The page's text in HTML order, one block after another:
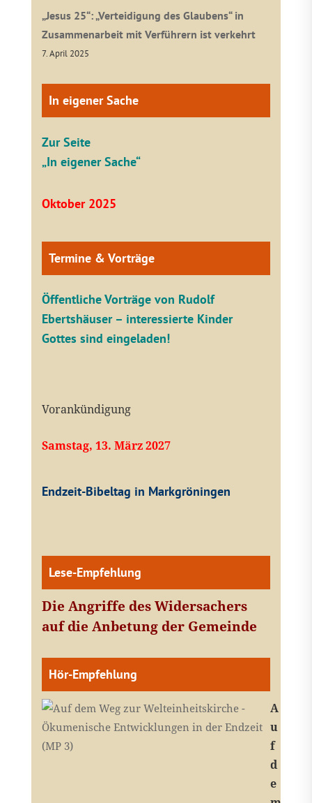
„Jesus 25“: „Verteidigung des Glaubens“ in
Zusammenarbeit mit Verführern ist verkehrt
7. April 2025
In eigener Sache
Zur Seite
„In eigener Sache“
Oktober 2025
Termine & Vorträge
Öffentliche Vorträge von Rudolf
Ebertshäuser – interessierte Kinder
Gottes sind eingeladen!
Vorankündigung
Samstag, 13. März 2027
Endzeit-Bibeltag in Markgröningen
Lese-Empfehlung
Die Angriffe des Widersachers
auf die Anbetung der Gemeinde
Hör-Empfehlung
A
u
f
d
e